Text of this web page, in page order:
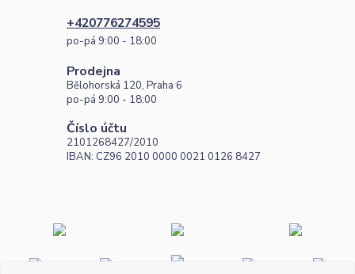
+420776274595
po-pá 9:00 - 18:00
Prodejna
Bělohorská 120, Praha 6
po-pá 9:00 - 18:00
Číslo účtu
2101268427/2010
IBAN: CZ96 2010 0000 0021 0126 8427